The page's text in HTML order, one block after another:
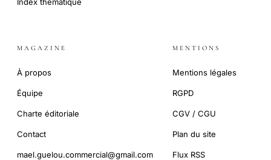
MAGAZINE
À propos
Équipe
Charte éditoriale
Contact
mael.guelou.commercial@gmail.com
MENTIONS
Mentions légales
RGPD
CGV / CGU
Plan du site
Flux RSS